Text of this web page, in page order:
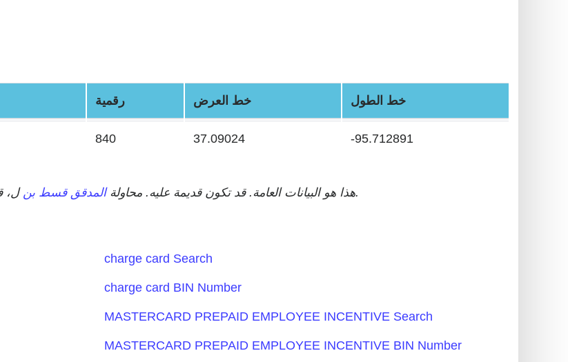
رقمية خط العرض خط الطول
840 37.09024 -95.712891
** هذا هو البيانات العامة. قد تكون قديمة عليه. محاولةالمدقق قسط بن ل، قاعدة بيانات جديدة بن دقيقة.
charge card Search
charge card BIN Number
MASTERCARD PREPAID EMPLOYEE INCENTIVE Search
MASTERCARD PREPAID EMPLOYEE INCENTIVE BIN Number